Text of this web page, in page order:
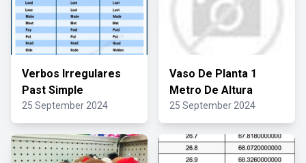
Verbos Irregulares
Past Simple
25 September 2024
Vaso De Planta 1
Metro De Altura
25 September 2024